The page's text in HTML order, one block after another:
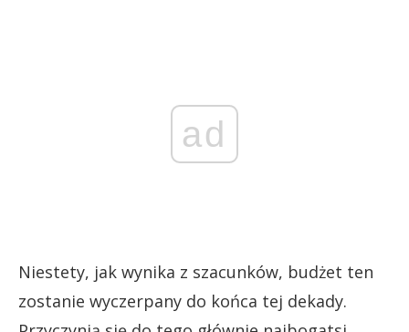
ad
Niestety, jak wynika z szacunków, budżet ten
zostanie wyczerpany do końca tej dekady.